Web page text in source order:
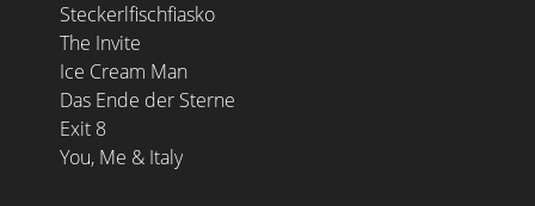
Steckerlfischfiasko
The Invite
Ice Cream Man
Das Ende der Sterne
Exit 8
You, Me & Italy